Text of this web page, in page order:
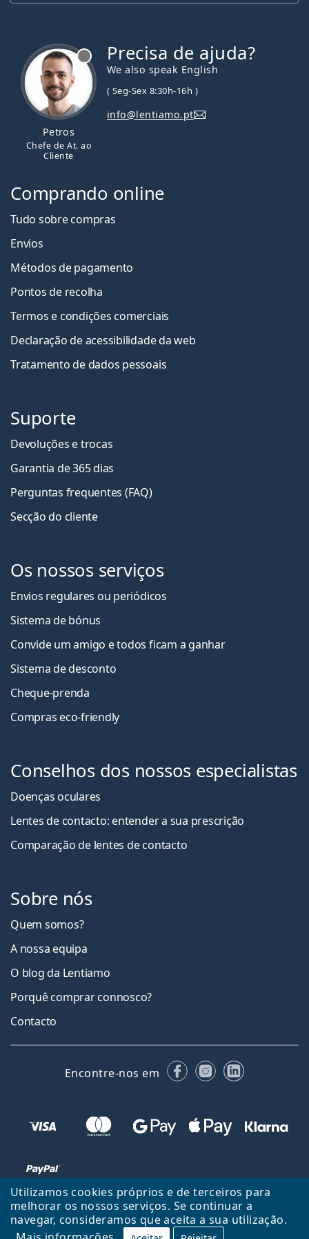
Utilizamos cookies próprios e de terceiros para
melhorar os nossos serviços. Se continuar a
navegar, consideramos que aceita a sua utilização.
Petros
Chefe de At. ao
Cliente
Precisa de ajuda?
We also speak English
( Seg-Sex 8:30h-16h )
info@lentiamo.pt
Comprando online
Tudo sobre compras
Envios
Métodos de pagamento
Pontos de recolha
Termos e condições comerciais
Declaração de acessibilidade da web
Tratamento de dados pessoais
Suporte
Devoluções e trocas
Garantia de 365 dias
Perguntas frequentes (FAQ)
Secção do cliente
Os nossos serviços
Envios regulares ou periódicos
Sistema de bónus
Convide um amigo e todos ficam a ganhar
Sistema de desconto
Cheque-prenda
Compras eco-friendly
Conselhos dos nossos especialistas
Doenças oculares
Lentes de contacto: entender a sua prescrição
Comparação de lentes de contacto
Sobre nós
Quem somos?
A nossa equipa
O blog da Lentiamo
Porquê comprar connosco?
Contacto
Encontre-nos em FacebookInstagram
LinkedIn
Voltar ao início Cima